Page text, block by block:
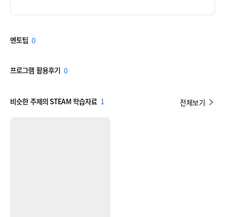
멘토팁 0
프로그램 활용후기 0
비슷한 주제의 STEAM 학습자료 1 전체보기